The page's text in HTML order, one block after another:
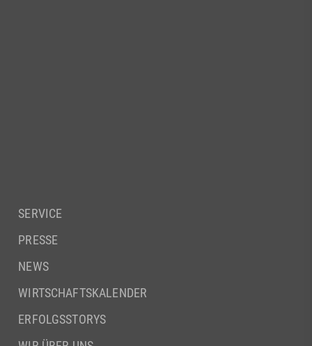
SERVICE
PRESSE
NEWS
WIRTSCHAFTSKALENDER
ERFOLGSSTORYS